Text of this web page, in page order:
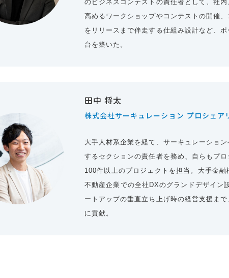
のビジネスコンテストの責任者として、社
高めるワークショップやコンテストの開催
をリリースまで伴走する仕組み設計など、
台を築いた。
田中 将太
株式会社サーキュレーション プロシェ
大手人材系企業を経て、サーキュレーショ
するセクションの責任者を務め、自らもプ
100件以上のプロジェクトを担当。大手金
不動産企業での全社DXのグランドデザイン
ートアップの垂直立ち上げ時の経営支援ま
に貢献。